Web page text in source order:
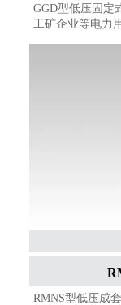
GGD型低压固定
工矿企业等电力
时耐受电流达
强、结构新颖等
RMNS型低压成